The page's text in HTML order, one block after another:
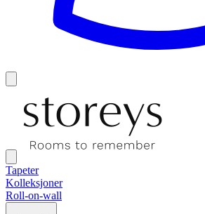
Tapeter
Kolleksjoner
Roll-on-wall